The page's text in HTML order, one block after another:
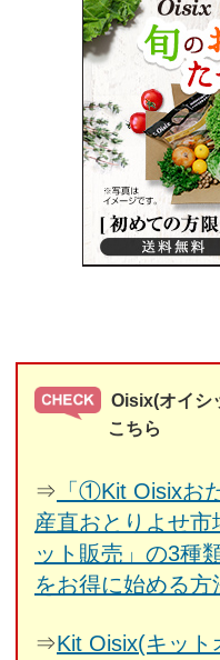
Oisix(オイシ
こちら
⇒ 「①Kit Oisixお
産直おとりよせ
ット販売」の3種
をお得に始める方
⇒Kit Oisix(キット